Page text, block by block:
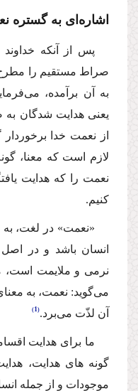
اشاره‌اى به گستره
پس از آنكه
صراط مستقیم را
به آن برآمده،
یعنى هدایت شدگان
از نعمت خدا
لازم است كه معنا،
نعمت را كه هدایت
كنیم.
«نعمت» در لغت،
انسان باشد و در
نرمى و ملایمت است،
مى‌گوید: نعمت، به
آن لذّت مى‌برد. 1
ما براى هدایت
گونه هاى هدایت،
موجودات و از جمله